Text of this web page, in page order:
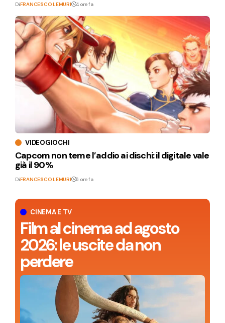
CINEMA E TV
Film al cinema ad agosto
2026: le uscite da non
perdere
DiFRANCESCO LEMURI 4 ore fa
VIDEOGIOCHI
Capcom non teme l’addio ai dischi: il digitale vale
già il 90%
DiFRANCESCO LEMURI 6 ore fa